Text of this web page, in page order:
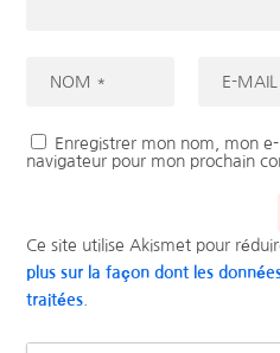
Enregistrer mon nom, mon
navigateur pour mon prochain
Ce site utilise Akismet pour
plus sur la façon dont les
traitées